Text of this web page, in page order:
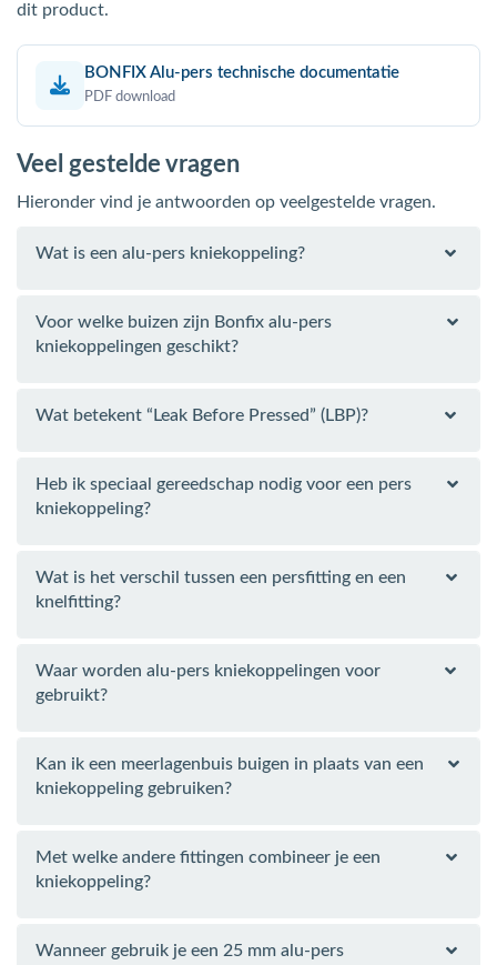
dit product.
BONFIX Alu-pers technische documentatie
PDF download
Veel gestelde vragen
Hieronder vind je antwoorden op veelgestelde vragen.
Wat is een alu-pers kniekoppeling?
Voor welke buizen zijn Bonfix alu-pers
kniekoppelingen geschikt?
Wat betekent “Leak Before Pressed” (LBP)?
Heb ik speciaal gereedschap nodig voor een pers
kniekoppeling?
Wat is het verschil tussen een persfitting en een
knelfitting?
Waar worden alu-pers kniekoppelingen voor
gebruikt?
Kan ik een meerlagenbuis buigen in plaats van een
kniekoppeling gebruiken?
Met welke andere fittingen combineer je een
kniekoppeling?
Wanneer gebruik je een 25 mm alu-pers